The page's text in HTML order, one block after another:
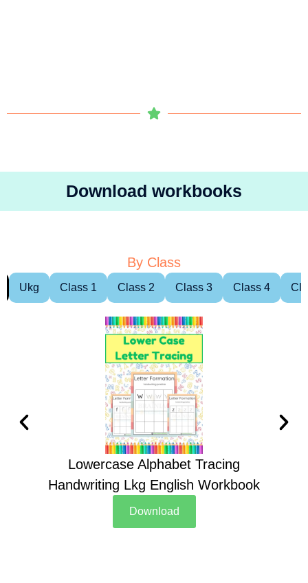
Download workbooks
By Class
Ukg Class 1 Class 2 Class 3 Class 4
Lowercase Alphabet Tracing
Handwriting Lkg English Workbook
Download